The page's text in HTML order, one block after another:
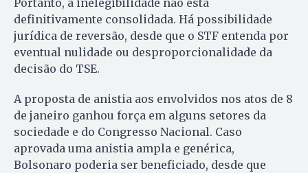
Portanto, a inelegibilidade não está
definitivamente consolidada. Há possibilidade
jurídica de reversão, desde que o STF entenda por
eventual nulidade ou desproporcionalidade da
decisão do TSE.
A proposta de anistia aos envolvidos nos atos de 8
de janeiro ganhou força em alguns setores da
sociedade e do Congresso Nacional. Caso
aprovada uma anistia ampla e genérica,
Bolsonaro poderia ser beneficiado, desde que